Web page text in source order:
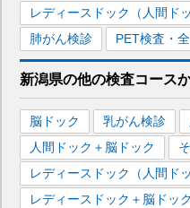
レディースドック（人間ド
肺がん検診
PET検査・
新潟県の他の検査コース
脳ドック 乳がん検診
人間ドック＋脳ドック
レディースドック（人間ド
レディースドック＋脳ドック